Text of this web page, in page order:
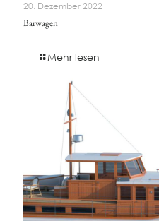
20. Dezember 2022
Barwagen
Mehr lesen